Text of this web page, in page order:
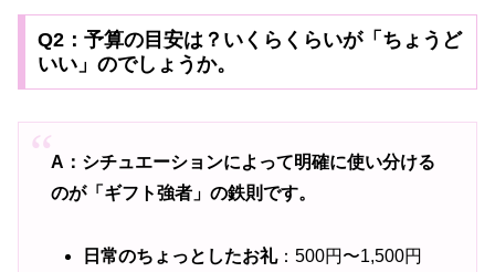
Q2：予算の目安は？いくらくらいが「ちょうど
いい」のでしょうか。
A：シチュエーションによって明確に使い分ける
のが「ギフト強者」の鉄則です。
日常のちょっとしたお礼：500円〜1,500円